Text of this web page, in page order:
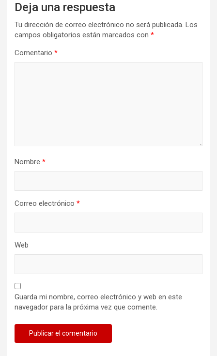
Deja una respuesta
Tu dirección de correo electrónico no será publicada. Los
campos obligatorios están marcados con *
Comentario *
Nombre *
Correo electrónico *
Web
Guarda mi nombre, correo electrónico y web en este
navegador para la próxima vez que comente.